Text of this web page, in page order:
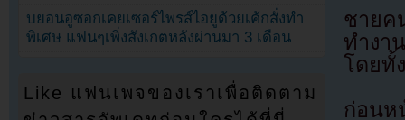
ชาย
ทำงา
โดยทั้
ก่อนห
บยอนอูซอกเคยเซอร์ไพรส์ไอยูด้วยเค้กสั่งทำ
พิเศษ แฟนๆเพิ่งสังเกตหลังผ่านมา 3 เดือน
Like แฟนเพจของเราเพื่อติดตาม